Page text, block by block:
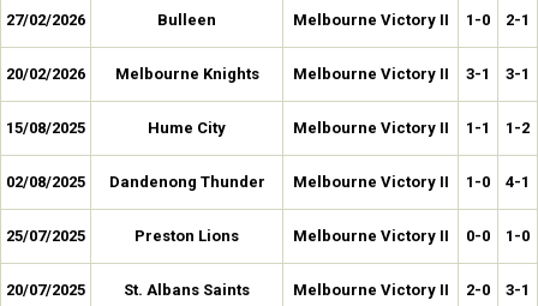
27/02/2026 Bulleen Melbourne Victory II 1-0 2-1
20/02/2026 Melbourne Knights Melbourne Victory II 3-1 3-1
15/08/2025 Hume City Melbourne Victory II 1-1 1-2
02/08/2025 Dandenong Thunder Melbourne Victory II 1-0 4-1
25/07/2025 Preston Lions Melbourne Victory II 0-0 1-0
20/07/2025 St. Albans Saints Melbourne Victory II 2-0 3-1